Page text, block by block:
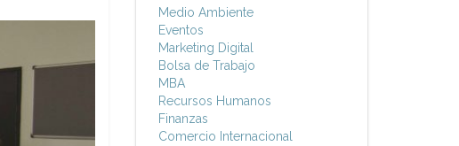
Medio Ambiente
Eventos
Marketing Digital
Bolsa de Trabajo
MBA
Recursos Humanos
Finanzas
Comercio Internacional